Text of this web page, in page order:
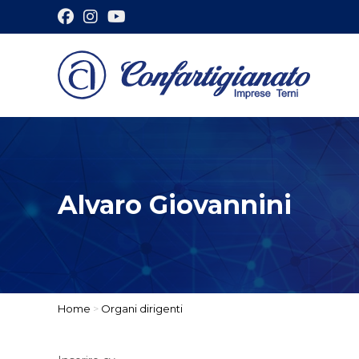
Alvaro Giovannini
Home > Organi dirigenti